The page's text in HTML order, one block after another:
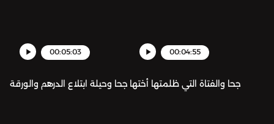
00:05:03
جحا وحيلة ابتلاع الدرهم والورقة
00:04:55
جحا والفتاة التي ظلمتها أختها